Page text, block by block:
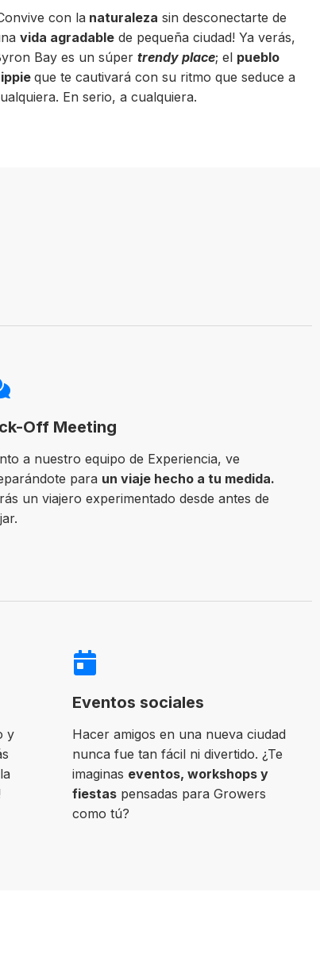
con la naturaleza sin desconectarte de
vida agradablede pequeña ciudad! Ya verás,
Bay es un súper trendy place; el pueblo
que te cautivará con su ritmo que seduce a
En serio, a cualquiera.
Off Meeting
a nuestro equipo de Experiencia, ve
para un viaje hecho a tu medida.
un viajero experimentado desde antes de
y
Eventos sociales
Hacer amigos en una nueva ciudad
nunca fue tan fácil ni divertido. ¿Te
imaginas eventos, workshops y
fiestas pensadas para Growers
como tú?